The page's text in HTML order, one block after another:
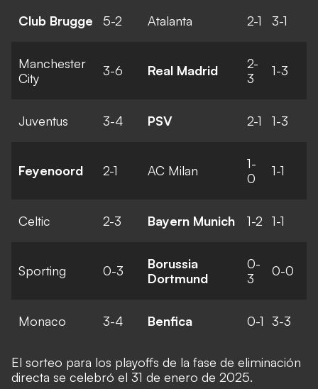
Club Brugge 5-2 Atalanta 2-1 3-1
Manchester
City
3-6 Real Madrid
2-
3
1-3
Juventus 3-4 PSV 2-1 1-3
Feyenoord 2-1 AC Milan
1-
0
1-1
Celtic 2-3 Bayern Munich 1-2 1-1
Sporting 0-3
Borussia
Dortmund
0-
3
0-0
Monaco 3-4 Benfica 0-1 3-3
El sorteo para los playoffs de la fase de eliminación
directa se celebró el 31 de enero de 2025.